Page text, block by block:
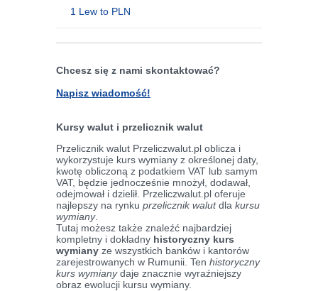
1 Lew to PLN
Chcesz się z nami skontaktować?
Napisz wiadomość!
Kursy walut i przelicznik walut
Przelicznik walut Przeliczwalut.pl oblicza i
wykorzystuje kurs wymiany z określonej daty,
kwotę obliczoną z podatkiem VAT lub samym
VAT, będzie jednocześnie mnożył, dodawał,
odejmował i dzielił. Przeliczwalut.pl oferuje
najlepszy na rynku przelicznik walutdla kursu
wymiany.
Tutaj możesz także znaleźć najbardziej
kompletny i dokładny historyczny kurs
wymiany ze wszystkich banków i kantorów
zarejestrowanych w Rumunii. Ten historyczny
kurs wymianydaje znacznie wyraźniejszy
obraz ewolucji kursu wymiany.